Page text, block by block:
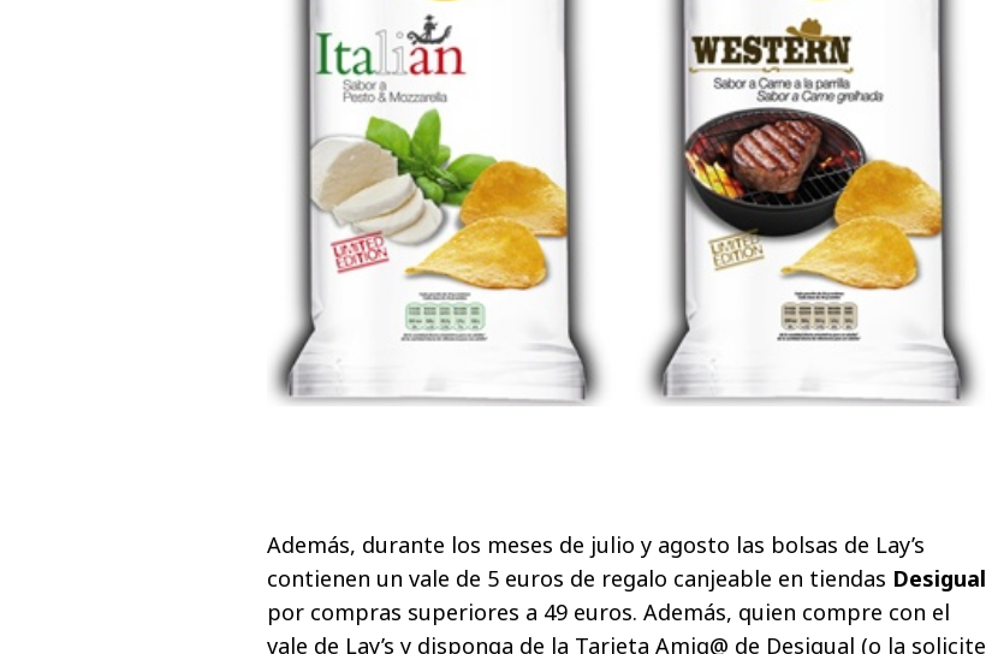
Además, durante los meses de julio y agosto las bolsas de Lay’s
contienen un vale de 5 euros de regalo canjeable en tiendas Desigual
por compras superiores a 49 euros. Además, quien compre con el
vale de Lay’s y disponga de la Tarjeta Amig@ de Desigual (o la solicite